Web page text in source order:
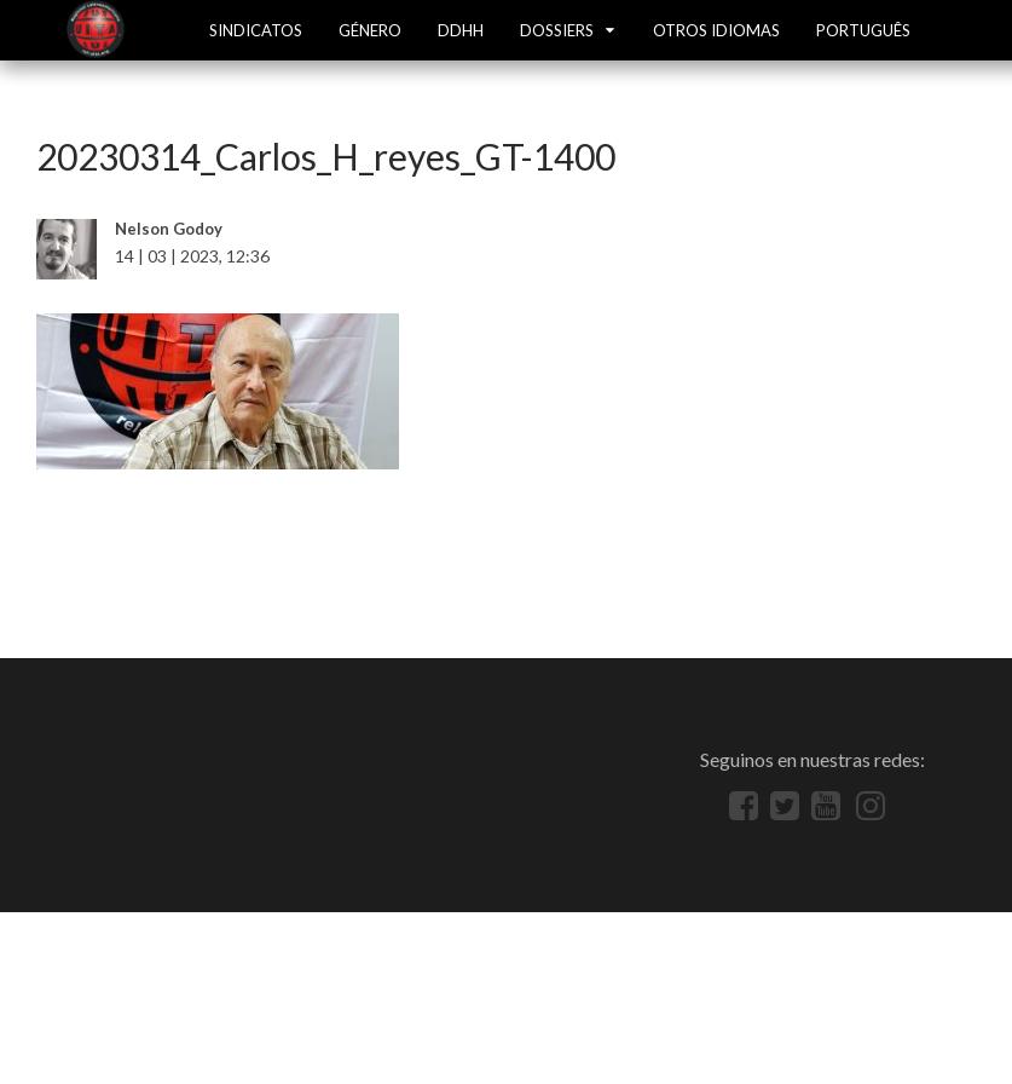
SINDICATOS GÉNERO DDHH DOSSIERS OTROS IDIOMAS PORTUGUÊS
20230314_Carlos_H_reyes_GT-1400
Nelson Godoy
14 | 03 | 2023, 12:36
Seguinos en nuestras redes: